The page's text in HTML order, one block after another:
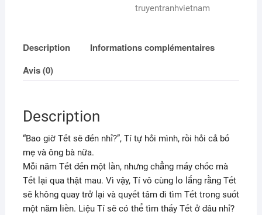
truyentranhvietnam
Description
Informations complémentaires
Avis (0)
Description
“Bao giờ Tết sẽ đến nhỉ?”, Tí tự hỏi mình, rồi hỏi cả bố
mẹ và ông bà nữa.
Mỗi năm Tết đến một lần, nhưng chẳng mấy chốc mà
Tết lại qua thật mau. Vì vậy, Tí vô cùng lo lắng rằng Tết
sẽ không quay trở lại và quyết tâm đi tìm Tết trong suốt
một năm liền. Liệu Tí sẽ có thể tìm thấy Tết ở đâu nhỉ?